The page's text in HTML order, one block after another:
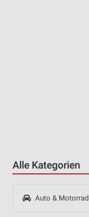
Alle Kategorien
Auto & Motorrad